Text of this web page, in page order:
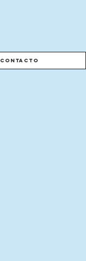
Contacto